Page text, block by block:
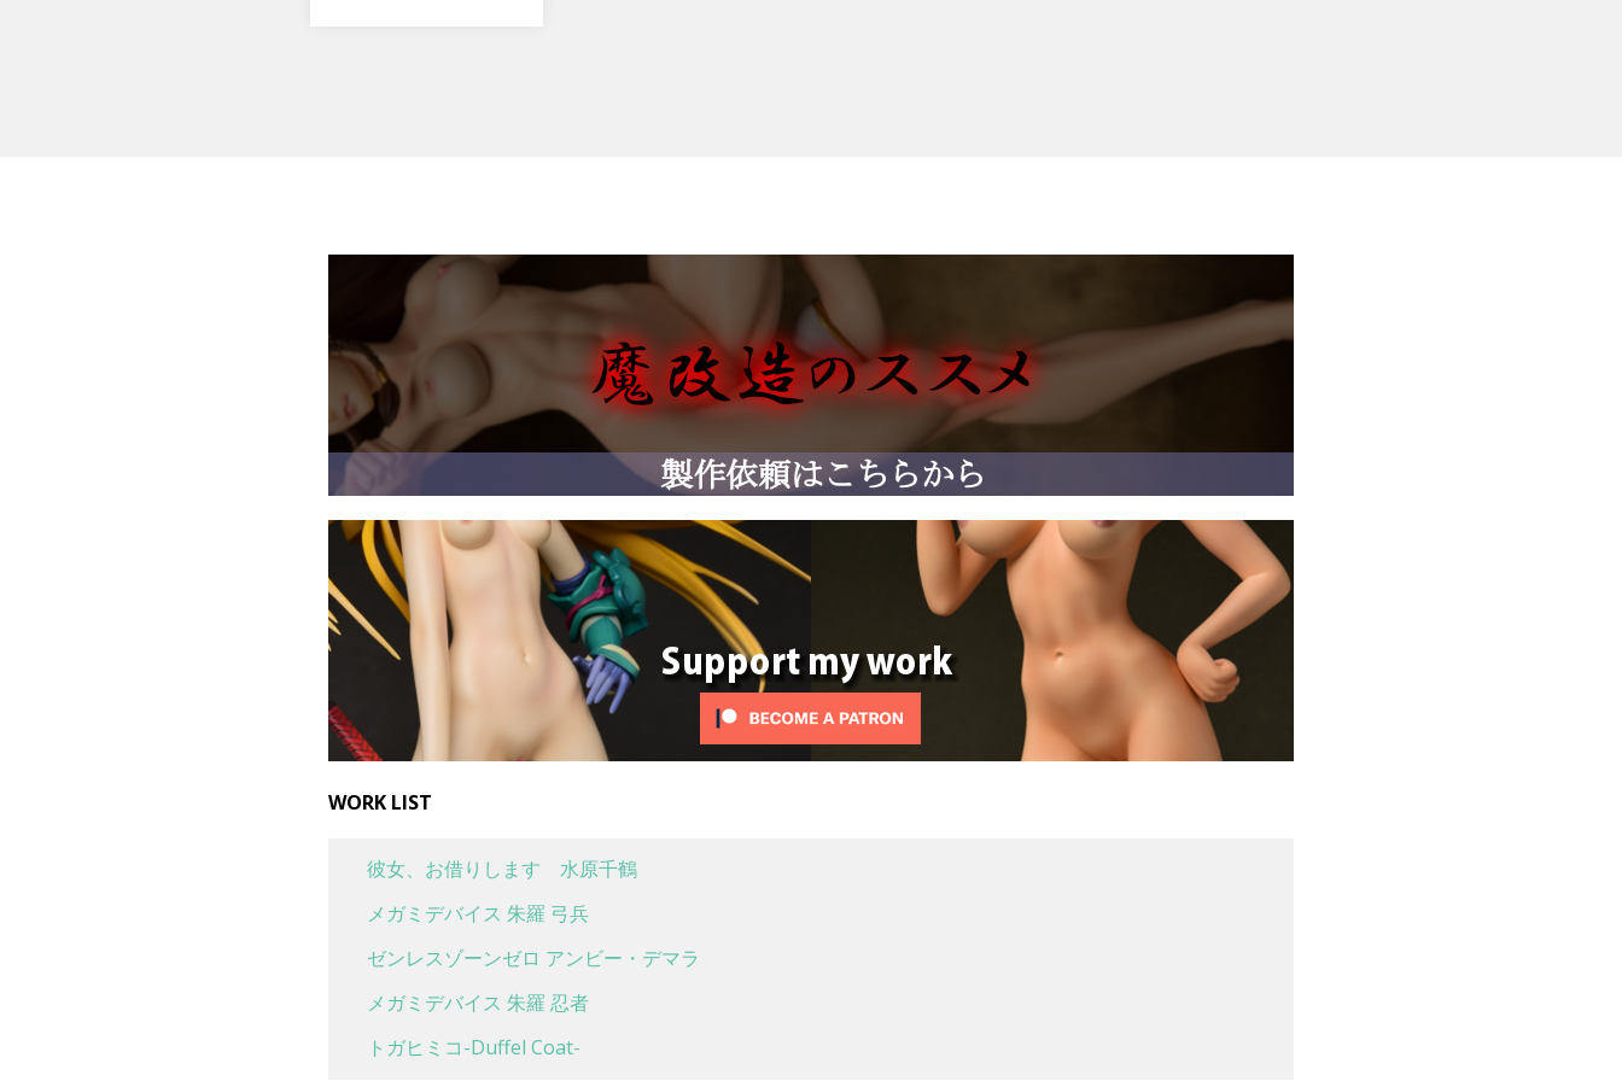
WORK LIST
彼女、お借りします 水原千鶴
メガミデバイス 朱羅 弓兵
ゼンレスゾーンゼロ アンビー・デマラ
メガミデバイス 朱羅 忍者
トガヒミコ-Duffel Coat-